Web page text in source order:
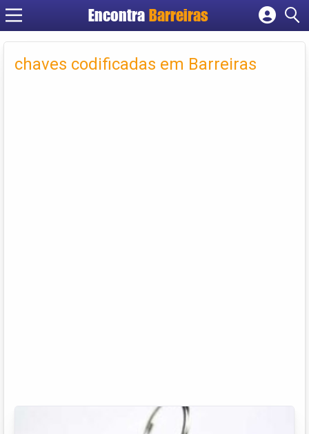
EncontraBarreiras
Cadastrar empresa
Criar conta
chaves codificadas em Barreiras